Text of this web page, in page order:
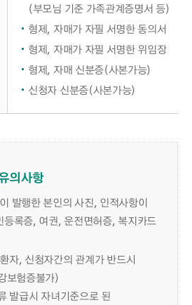
(부모님 기준 가족관계증명서 등)
형제, 자매가 자필 서명한 동의서
형제, 자매가 자필 서명한 위임장
형제, 자매 신분증(사본가능)
신청자 신분증(사본가능)
의사항
발행한 본인의 사진, 인적사항이
록증, 여권, 운전면허증, 복지카드
자, 신청자간의 관계가 반드시
보험증불가)
발급시 자녀기준으로 된